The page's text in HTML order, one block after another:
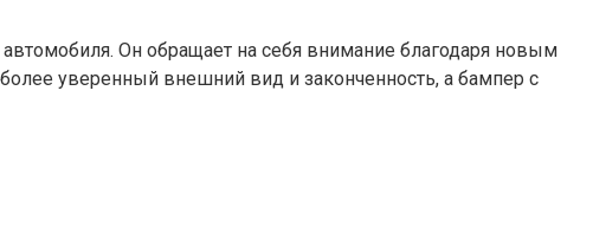
Он обращает на себя внимание благодаря новым
уверенный внешний вид и законченность, а бампер с